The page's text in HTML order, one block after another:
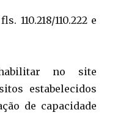
110.218/110.222 e
no site
estabelecidos
de capacidade